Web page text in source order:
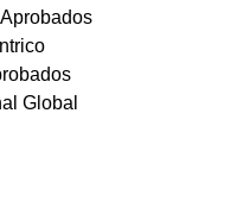
Global